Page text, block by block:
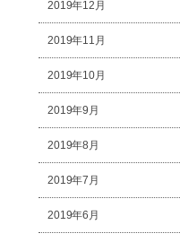
2019年12月
2019年11月
2019年10月
2019年9月
2019年8月
2019年7月
2019年6月